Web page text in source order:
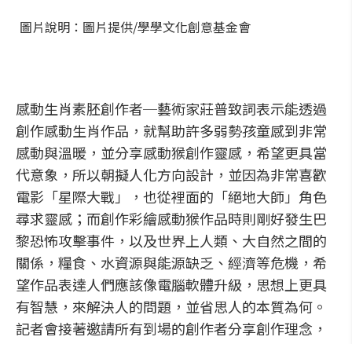
圖片說明：圖片提供/學學文化創意基金會
感動生肖素胚創作者─藝術家莊普致詞表示能透過
創作感動生肖作品，就幫助許多弱勢孩童感到非常
感動與溫暖，並分享感動猴創作靈感，希望更具當
代意象，所以朝擬人化方向設計，並因為非常喜歡
電影「星際大戰」，也從裡面的「絕地大師」角色
尋求靈感；而創作彩繪感動猴作品時則剛好發生巴
黎恐怖攻擊事件，以及世界上人類、大自然之間的
關係，糧食、水資源與能源缺乏、經濟等危機，希
望作品表達人們應該像電腦軟體升級，思想上更具
有智慧，來解決人的問題，並省思人的本質為何。
記者會接著邀請所有到場的創作者分享創作理念，